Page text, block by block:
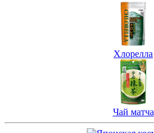
Хлорелла
Чай матча